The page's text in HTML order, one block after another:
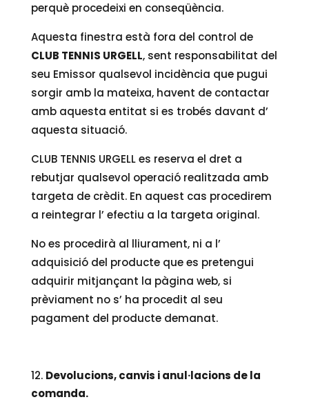
perquè procedeixi en conseqüència.
Aquesta finestra està fora del control de
CLUB TENNIS URGELL, sent responsabilitat del
seu Emissor qualsevol incidència que pugui
sorgir amb la mateixa, havent de contactar
amb aquesta entitat si es trobés davant d’
aquesta situació.
CLUB TENNIS URGELL es reserva el dret a
rebutjar qualsevol operació realitzada amb
targeta de crèdit. En aquest cas procedirem
a reintegrar l’ efectiu a la targeta original.
No es procedirà al lliurament, ni a l’
adquisició del producte que es pretengui
adquirir mitjançant la pàgina web, si
prèviament no s’ ha procedit al seu
pagament del producte demanat.
Devolucions, canvis i anul·lacions de la
comanda.